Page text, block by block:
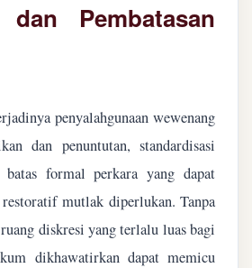
dan Pembatasan
penyalahgunaan wewenang
dan penuntutan, standardisasi
batas formal perkara yang dapat
restoratif mutlak diperlukan. Tanpa
diskresi yang terlalu luas bagi
dikhawatirkan dapat memicu